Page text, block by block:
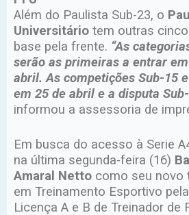
Além do Paulista Sub-23, o
Universitário tem outras
base pela frente. “As
serão as primeiras a entrar
abril. As competições Sub-15
em 25 de abril e a disputa
informou a assessoria de
Em busca do acesso à Serie
na última segunda-feira (16)
Amaral Netto como seu novo
em Treinamento Esportivo
Licença A e B de Treinador de